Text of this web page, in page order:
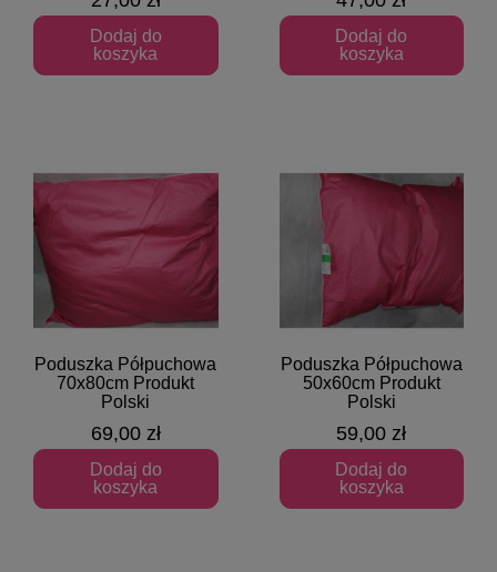
Dodaj do
koszyka
Dodaj do
koszyka
Szybki podgląd
Poduszka Półpuchowa
70x80cm Produkt
Polski
69,00 zł
Dodaj do
koszyka
Szybki podgląd
Poduszka Półpuchowa
50x60cm Produkt
Polski
59,00 zł
Dodaj do
koszyka